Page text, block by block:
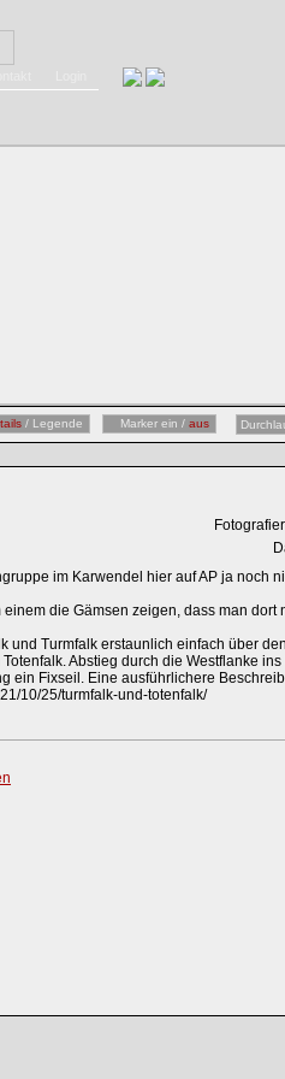
/ Legende Marker ein / aus
im Karwendel hier auf AP ja noch
die Gämsen zeigen, dass man dort
und Turmfalk erstaunlich einfach über
Abstieg durch die Westflanke
ein Fixseil. Eine ausführlichere
10/25/turmfalk-und-totenfalk/